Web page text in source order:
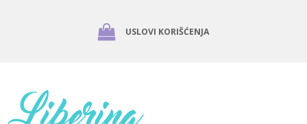
USLOVI KORIŠĆENJA